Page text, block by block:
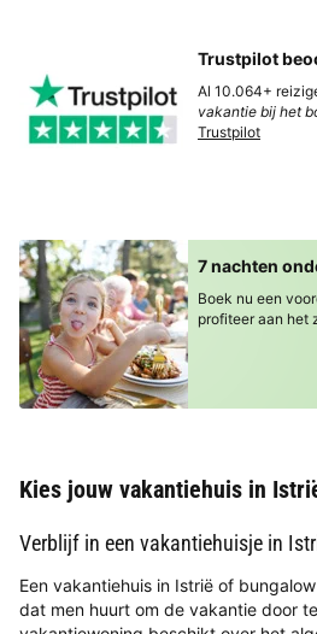
Trustpilot
Al 10.064+
vakantie bij het
Trustpilot
7 nachten
Boek nu een
profiteer aan het
Kies jouw vakantiehuis in
Verblijf in een vakantiehuisje in
Een vakantiehuis in Istrië of
dat men huurt om de vakantie door